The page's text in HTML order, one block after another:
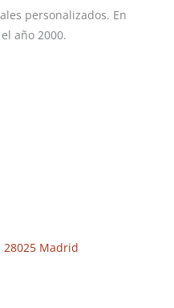
personalizados. En
año 2000.
28025 Madrid